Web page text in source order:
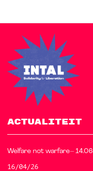
ACTUALITEIT
Welfare not warfare– 14.06
16/04/26